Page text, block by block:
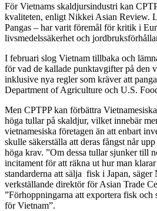
För Vietnams skaldjursindustri kan
kvaliteten, enligt Nikkei Asian Review.
Pangas – har varit föremål för kritik i
livsmedelssäkerhet och
I februari slog Vietnam tillbaka och
för vad de kallade punktavgifter på den
inklusive nya regler som kräver att
Department of Agriculture och U.S.
Men CPTPP kan förbättra
höga tullar på skaldjur, vilket innebär
vietnamesiska företagen än att enbart
skulle säkerställa att deras fångst når
höga krav. ”Om dessa tullar sjunker till
incitament för att räkna ut hur man
standarderna att sälja fisk i Japan,
verkställande direktör för Asian Trade
”Förhoppningarna att exportera fisk och
för Vietnam”.